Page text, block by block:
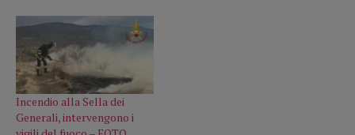
Incendio alla Sella dei
Generali, intervengono i